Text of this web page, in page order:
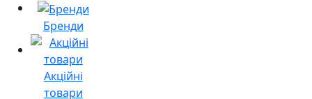
Бренди
Акційні
товари